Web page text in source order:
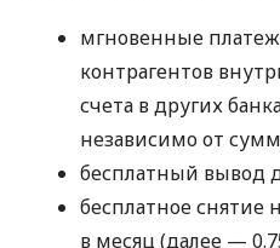
мгновенные
контрагентов
счета в других
независимо от
бесплатный вывод
бесплатное снятие
в месяц (далее —